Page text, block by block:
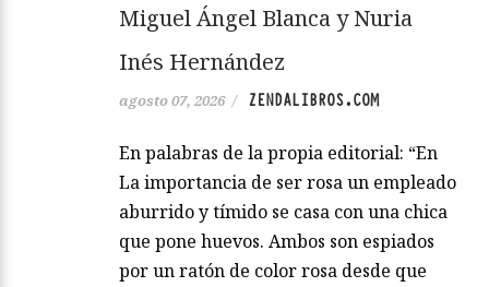
Miguel Ángel Blanca y Nuria
Inés Hernández
agosto 07, 2026 / ZENDALIBROS.COM
En palabras de la propia editorial: “En
La importancia de ser rosa un empleado
aburrido y tímido se casa con una chica
que pone huevos. Ambos son espiados
por un ratón de color rosa desde que